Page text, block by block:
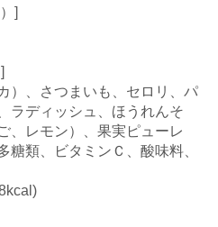
]
）、さつまいも、セロリ、パ
ラディッシュ、ほうれんそ
、レモン）、果実ピューレ
糖類、ビタミンＣ、酸味料、